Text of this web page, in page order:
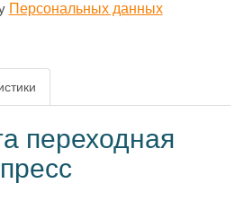
Персональных данных
переходная